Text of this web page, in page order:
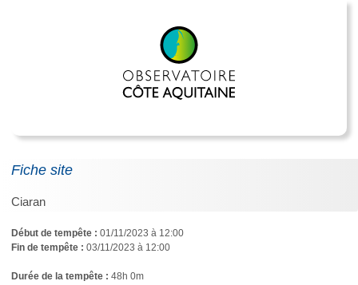
Fiche site
Ciaran
Début de tempête :01/11/2023 à 12:00
Fin de tempête :03/11/2023 à 12:00
Durée de la tempête : 48h 0m